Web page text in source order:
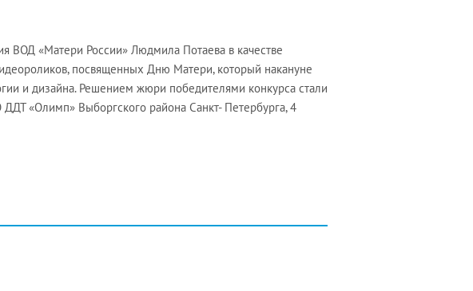
ВОД «Матери России» Людмила Потаева в качестве
посвященных Дню Матери, который накануне
и дизайна. Решением жюри победителями конкурса стали
«Олимп» Выборгского района Санкт- Петербурга, 4